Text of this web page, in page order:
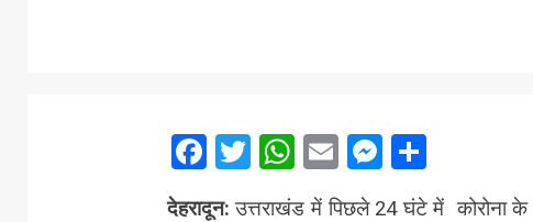
Facebook
Twitter
WhatsApp
EmailMessenger
Share
देहरादून: उत्तराखंड में पिछले 24 घंटे में कोरोना